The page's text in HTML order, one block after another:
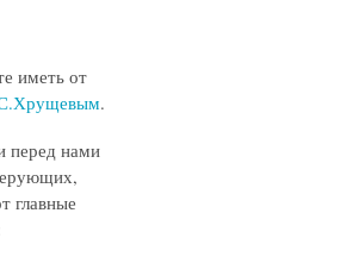
иметь от
.
перед нами
главные